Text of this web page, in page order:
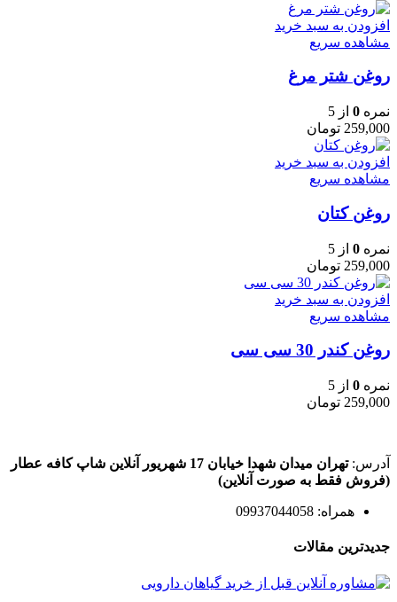
افزودن به سبد خرید
مشاهده سریع
روغن شتر مرغ
نمره 0 از 5
259,000 تومان
افزودن به سبد خرید
مشاهده سریع
روغن کتان
نمره 0 از 5
259,000 تومان
افزودن به سبد خرید
مشاهده سریع
روغن کندر 30 سی سی
نمره 0 از 5
259,000 تومان
آدرس:تهران میدان شهدا خیابان 17 شهریور آنلاین شاپ کافه عطار
(فروش فقط به صورت آنلاین)
همراه: 09937044058
جدیدترین مقالات